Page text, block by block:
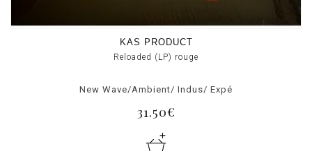
KAS PRODUCT
Reloaded (LP) rouge
New Wave/Ambient/ Indus/ Expé
31.50€